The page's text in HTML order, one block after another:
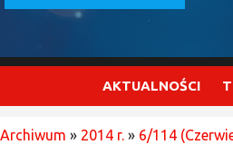
AKTUALNOŚCI
Archiwum » 2014 r. » 6/114